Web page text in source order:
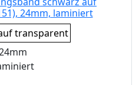
24mm, laminiert
transparent